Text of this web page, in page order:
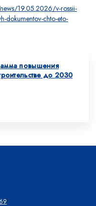
19.05.2026/v-rossii-
dokumentov-chto-eto-
повышения
до 2030